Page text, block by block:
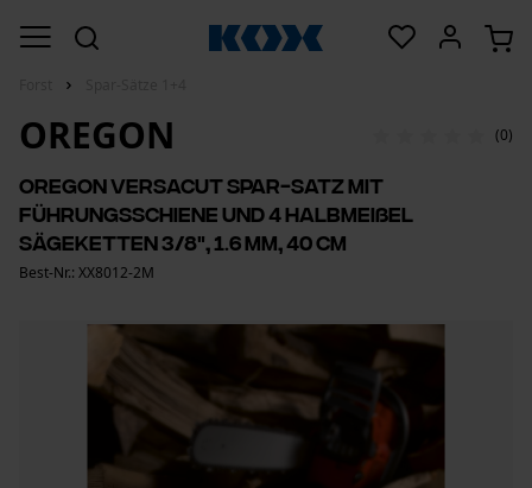
OREGON (0)
Oregon VersaCut Spar-Satz mit
Führungsschiene und 4 Halbmeißel
Sägeketten 3/8", 1.6 mm, 40 cm
Best-Nr.: XX8012-2M